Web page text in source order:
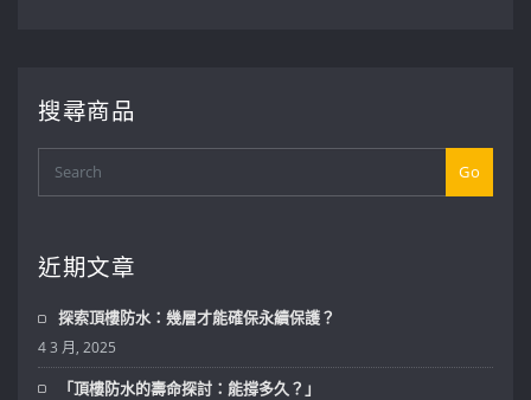
搜尋商品
Go
近期文章
探索頂樓防水：幾層才能確保永續保護？
4 3 月, 2025
「頂樓防水的壽命探討：能撐多久？」